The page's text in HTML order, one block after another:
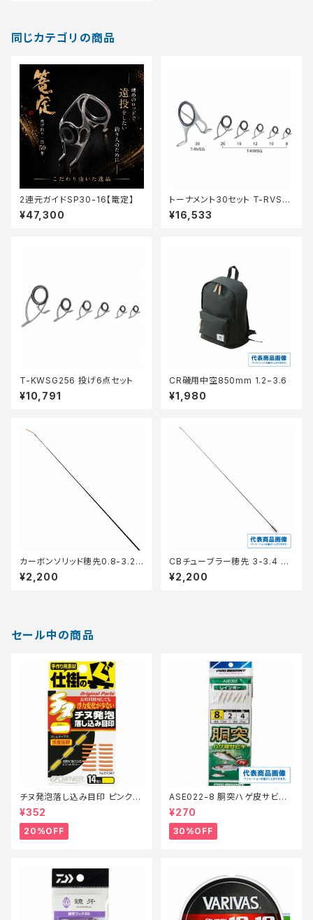
同じカテゴリの商品
2連元ガイドSP30-16【篭定】
¥47,300
トーナメント30セット T-RVSG
306
¥16,533
T-KWSG256 投げ6点セット
¥10,791
CR磯用中空850mm 1.2−3.6
¥1,980
カーボンソリッド穂先0.8-3.2
リリアン付き
¥2,200
CBチューブラー穂先 3-3.4 リ
リアン付き
¥2,200
セール中の商品
チヌ発泡落し込み目印 ピンク
【特価仕掛】【20】
¥352
20%OFF
ASE022-8 胴突ハゲ皮サビキ
8【特価仕掛】【30】
¥270
30%OFF